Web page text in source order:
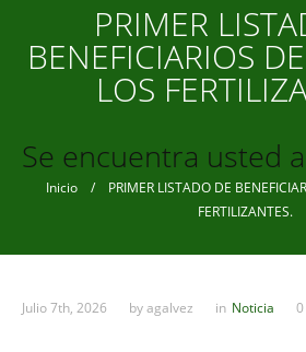
PRIMER
BENEFICIARIOS
LOS
Se encuentra usted
Inicio / PRIMER LISTADO DE
FERTILIZANTES.
Julio 7th, 2026 byagalvez in Noticia